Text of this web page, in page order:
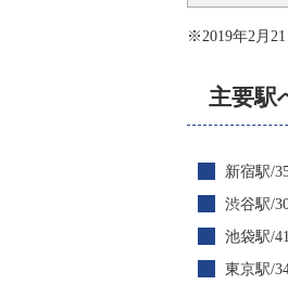
※2019年2月21
主要駅
新宿駅/
渋谷駅/
池袋駅/
東京駅/